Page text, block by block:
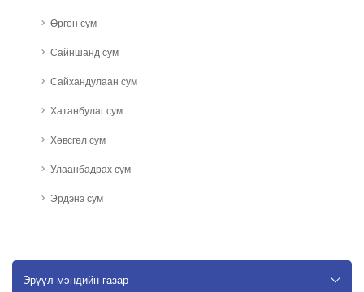
Өргөн сум
Сайншанд сум
Сайхандулаан сум
Хатанбулаг сум
Хөвсгөл сум
Улаанбадрах сум
Эрдэнэ сум
Эрүүл мэндийн газар